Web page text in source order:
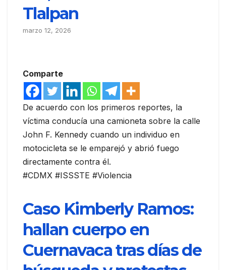
Tlalpan
marzo 12, 2026
Comparte
De acuerdo con los primeros reportes, la
víctima conducía una camioneta sobre la calle
John F. Kennedy cuando un individuo en
motocicleta se le emparejó y abrió fuego
directamente contra él.
#CDMX #ISSSTE #Violencia
Caso Kimberly Ramos:
hallan cuerpo en
Cuernavaca tras días de